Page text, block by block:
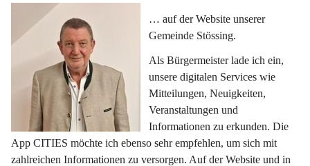
… auf der Website unserer
Gemeinde Stössing.
Als Bürgermeister lade ich ein,
unsere digitalen Services wie
Mitteilungen, Neuigkeiten,
Veranstaltungen und
Informationen zu erkunden. Die
App CITIES möchte ich ebenso sehr empfehlen, um sich mit
zahlreichen Informationen zu versorgen. Auf der Website und in